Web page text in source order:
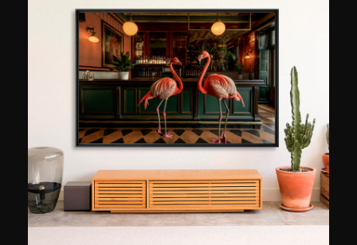
rijke verscheidenheid van de straatkunst. Vanaf
1985 vereeuwigt hij de eerste gemarkeerde
metros en belandt hij op de pagina's van
prestigieuze tijdschriften zoals Stratégies, Pilote
of Photo Revue. Sinds 2012 legt hij zich toe op
Street art fotografie en publiceerde hij drie
boeken: ‘Street Dogs’, een poëtische
stadswandeling om honden te ontdekken die op
straat leven en ‘Paris Street Art’, seizoenen 1 en
2, een poëtische wandeling langs de
kunstwerken en muren van de Lichtstad. Elke